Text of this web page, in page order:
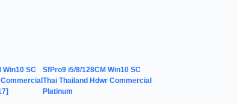
Win10 SC
SfPro9 i5/8/128CM Win10 SC
Thai Thailand Hdwr Commercial
Platinum